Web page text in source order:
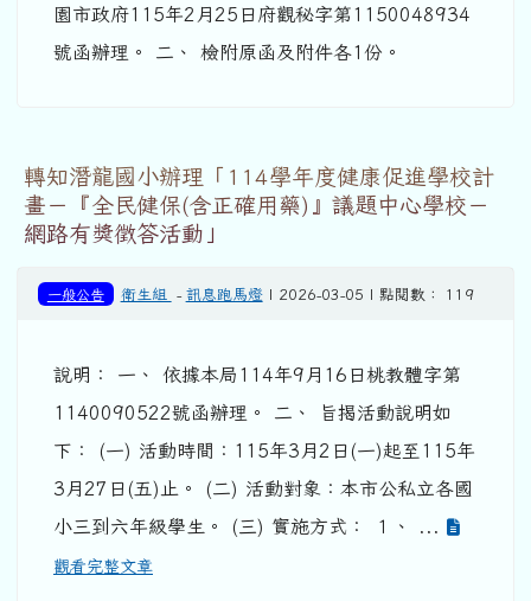
園市政府115年2月25日府觀秘字第1150048934
號函辦理。 二、 檢附原函及附件各1份。
轉知潛龍國小辦理「114學年度健康促進學校計
畫－『全民健保(含正確用藥)』議題中心學校－
網路有獎徵答活動」
一般公告 衛生組 - 訊息跑馬燈| 2026-03-05 | 點閱數： 119
說明： 一、 依據本局114年9月16日桃教體字第
1140090522號函辦理。 二、 旨揭活動說明如
下： (一) 活動時間：115年3月2日(一)起至115年
3月27日(五)止。 (二) 活動對象：本市公私立各國
小三到六年級學生。 (三) 實施方式： １、 ...
觀看完整文章